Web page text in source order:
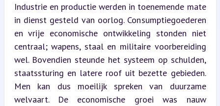
Industrie en productie werden in toenemende mate
in dienst gesteld van oorlog. Consumptiegoederen
en vrije economische ontwikkeling stonden niet
centraal; wapens, staal en militaire voorbereiding
wel. Bovendien steunde het systeem op schulden,
staatssturing en latere roof uit bezette gebieden.
Men kan dus moeilijk spreken van duurzame
welvaart. De economische groei was nauw